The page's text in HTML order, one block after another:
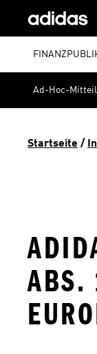
Ad-Hoc-
Startseite /
BS.